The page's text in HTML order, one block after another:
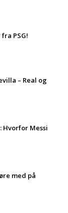
PSG!
– Real og
Hvorfor Messi
med på